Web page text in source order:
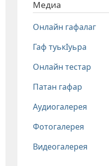
Медиа
Онлайн гафалаг
Гаф туькIуьра
Онлайн тестар
Патан гафар
Аудиогалерея
Фотогалерея
Видеогалерея